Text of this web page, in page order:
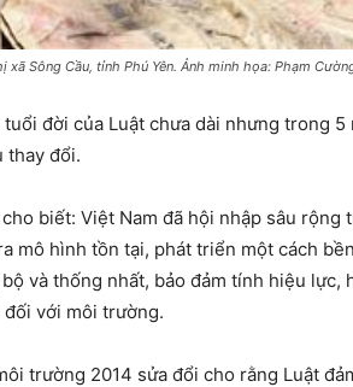
Sông Cầu, tỉnh Phú Yên. Ảnh minh họa: Phạm
đời của Luật chưa dài nhưng trong
thay đổi.
biết: Việt Nam đã hội nhập sâu
mô hình tồn tại, phát triển một cách
và thống nhất, bảo đảm tính hiệu lực,
đối với môi trường.
trường 2014 sửa đổi cho rằng Luật